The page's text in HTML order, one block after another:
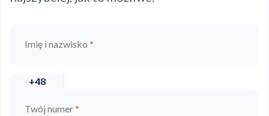
Imię i nazwisko *
+48
Twój numer*